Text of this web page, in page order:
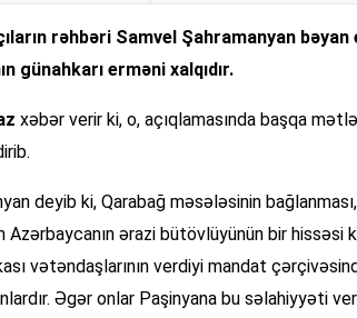
rəhbəri Samvel Şahramanyan
günahkarı erməni xalqıdır.
xəbər verir ki, o, açıqlamasında başqa
deyib ki, Qarabağ məsələsinin
Azərbaycanın ərazi bütövlüyünün bir hissəsi
vətəndaşlarının verdiyi mandat
Əgər onlar Paşinyana bu səlahiyyəti